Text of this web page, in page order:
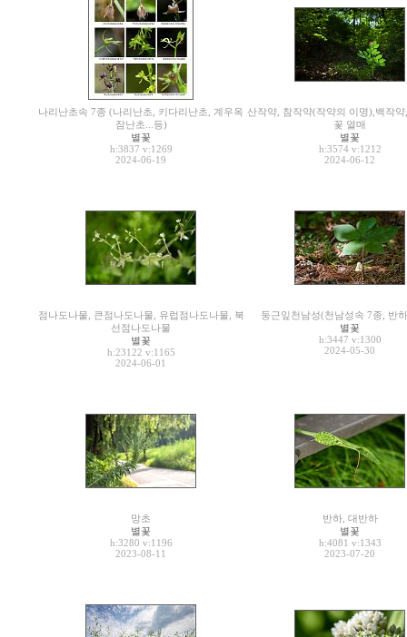
나리난초속 7종 (나리난초, 키다리난초, 계우옥
잠난초...등)
별꽃
h:3837 v:1269
2024-06-19
산작약, 참작약(작약의 이명),백작
꽃 열매
별꽃
h:3574 v:1212
2024-06-12
점나도나물, 큰점나도나물, 유럽점나도나물, 북
선점나도나물
별꽃
h:23122 v:1165
2024-06-01
둥근잎천남성(천남성속 7종, 반
별꽃
h:3447 v:1300
2024-05-30
망초
별꽃
h:3280 v:1196
2023-08-11
반하, 대반하
별꽃
h:4081 v:1343
2023-07-20